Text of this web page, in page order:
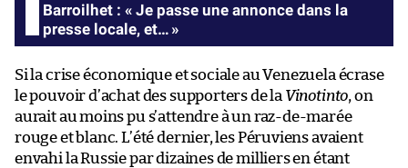
Barroilhet : « Je passe une annonce dans la
presse locale, et… »
Si la crise économique et sociale au Venezuela écrase
le pouvoir d’achat des supporters de la Vinotinto, on
aurait au moins pu s’attendre à un raz-de-marée
rouge et blanc. L’été dernier, les Péruviens avaient
envahi la Russie par dizaines de milliers en étant